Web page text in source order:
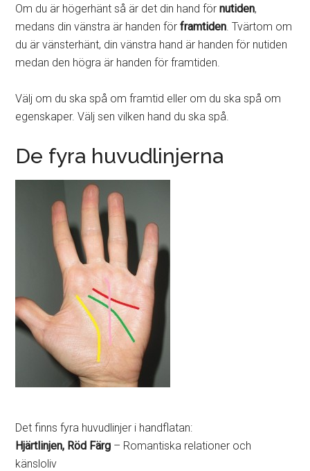
Om du är högerhänt så är det din hand förnutiden,
medans din vänstra är handen förframtiden . Tvärtom om
du är vänsterhänt, din vänstra hand är handen för nutiden
medan den högra är handen för framtiden.
Välj om du ska spå om framtid eller om du ska spå om
egenskaper. Välj sen vilken hand du ska spå.
De fyra huvudlinjerna
Det finns fyra huvudlinjer i handflatan:
Hjärtlinjen, Röd Färg – Romantiska relationer och
känsloliv